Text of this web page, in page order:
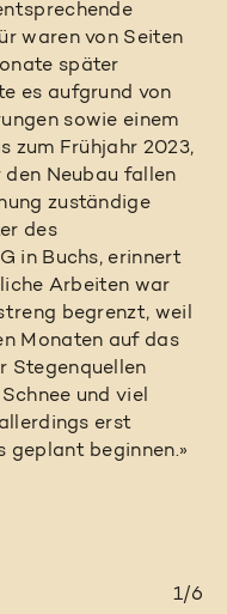
waren von Seiten
später
es aufgrund von
sowie einem
zum Frühjahr 2023,
Neubau fallen
zuständige
des
in Buchs, erinnert
Arbeiten war
begrenzt, weil
Monaten auf das
Stegenquellen
und viel
erst
geplant beginnen.»
1/6
2/6
3/6
4/6
5/6